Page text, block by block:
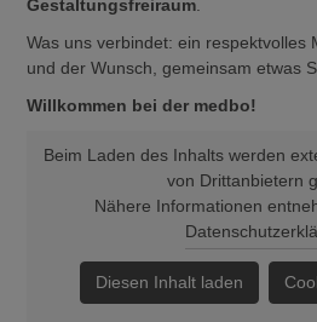
Gestaltungsfreiraum
Was uns verbindet: ein respektvolles
und der Wunsch, gemeinsam etwas
Willkommen bei der medbo!
Beim Laden des Inhalts werden
von Drittanbietern
Nähere Informationen
Diesen Inhalt laden